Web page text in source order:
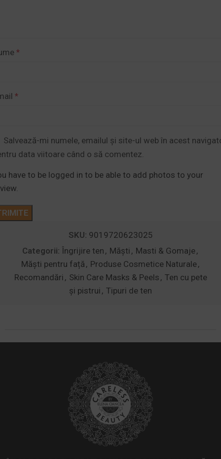
*
*
Salvează-mi numele, emailul și site-ul web în acest
data viitoare când o să comentez.
have to be logged in to be able to add photos to your
SKU: 9019720623025
Categorii: Îngrijire ten , Măști , Masti & Gomaje,
Măști pentru față , Produse Cosmetice Naturale,
Recomandări , Skin Care Masks & Peels , Ten cu pete
și pistrui , Tipuri de ten